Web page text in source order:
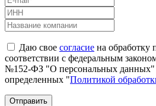
Даю свое согласие на обработку
соответствии с федеральным
№152-ФЗ "О персональных данных"
определенных "Политикой
Отправить